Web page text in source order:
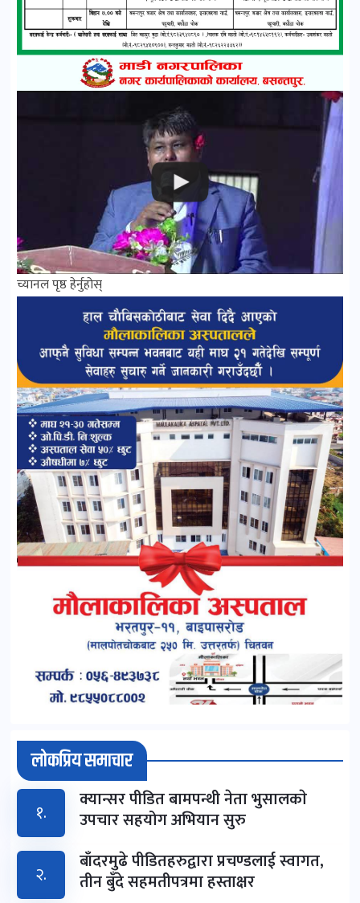
च्यानल पृष्ठ हेर्नुहोस्
लोकप्रिय समाचार
१. क्यान्सर पीडित बामपन्थी नेता भुसालकाे
उपचार सहयोग अभियान सुरु
२.
बाँदरमुढे पीडितहरुद्वारा प्रचण्डलाई स्वागत,
तीन बुँदे सहमतीपत्रमा हस्ताक्षर